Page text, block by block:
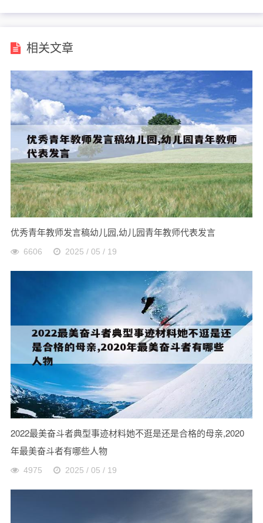
相关文章
优秀青年教师发言稿幼儿园,幼儿园青年教师代表发言
6606 2025 / 05 / 19
2022最美奋斗者典型事迹材料她不逛是还是合格的母亲,2020
年最美奋斗者有哪些人物
4975 2025 / 05 / 19